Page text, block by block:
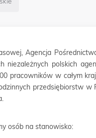
Agencja
niezależnych polskich
pracowników w całym
przedsiębiorstw
osób na stanowisko: